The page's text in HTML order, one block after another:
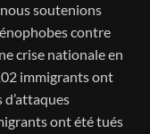
soutenions
contre
crise nationale en
immigrants ont
ont été tués